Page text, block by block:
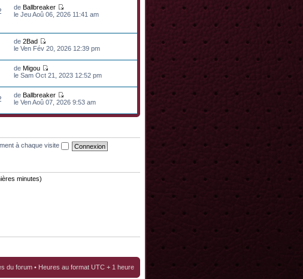
deBallbreaker
le Jeu Aoû 06, 2026 11:41 am
de2Bad
le Ven Fév 20, 2026 12:39 pm
deMigou
le Sam Oct 21, 2023 12:52 pm
deBallbreaker
le Ven Aoû 07, 2026 9:53 am
à chaque visite
minutes)
du forum • Heures au format UTC + 1 heure